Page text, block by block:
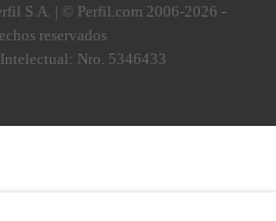
S.A. | © Perfil.com 2006-2026 -
reservados
Nro. 5346433